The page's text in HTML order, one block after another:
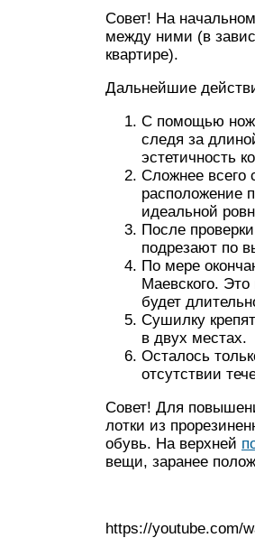
Совет! На
между ними (в
квартире).
Дальнейшие
С помощью
следя за
эстетичность
Сложнее всего
расположение
идеальной
После
подрезают по
По мере
Маевского. Это
будет
Сушилку
в двух местах.
Осталось
отсутствии
Совет! Для
лотки из
обувь. На верхней
вещи, заранее
https://youtube.com/